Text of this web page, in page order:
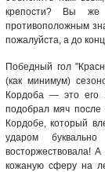
крепости? Вы же
противоположным
пожалуйста, а до
Победный гол
(как минимум)
Кордоба — это его
подобрал мяч после
Кордобе, который
ударом
восторжествовала!
кожаную сферу на